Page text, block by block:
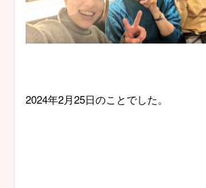
2024年2月25日のことでした。